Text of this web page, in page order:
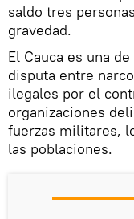
saldo tres
gravedad.
El Cauca es una
disputa entre
ilegales por el
organizaciones
fuerzas militares,
las poblaciones.